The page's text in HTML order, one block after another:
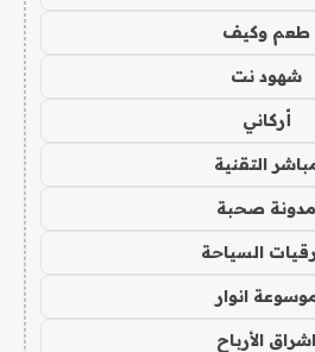
طعم وكيف
شهود نت
أركاني
التقنية
مدونة صحبة
السياحة
انوار
اشراق الأرباح